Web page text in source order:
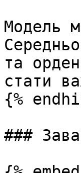
Модель
та
стати
{%
###